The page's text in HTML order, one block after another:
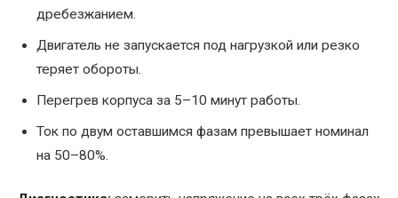
Ремонт
промышленных
электродвигателей
Ремонт
сварочных
трансформаторов
сварочного
дребезжанием.
Двигатель не запускается под нагрузкой или резко
теряет обороты.
Перегрев корпуса за 5–10 минут работы.
Ток по двум оставшимся фазам превышает номинал
на 50–80%.